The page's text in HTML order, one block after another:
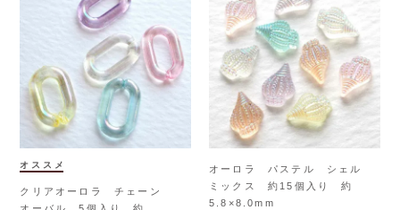
オススメ
クリアオーロラ チェーン
オーロラ パステル シェル
ミックス 約15個入り 約
5.8×8.0mm